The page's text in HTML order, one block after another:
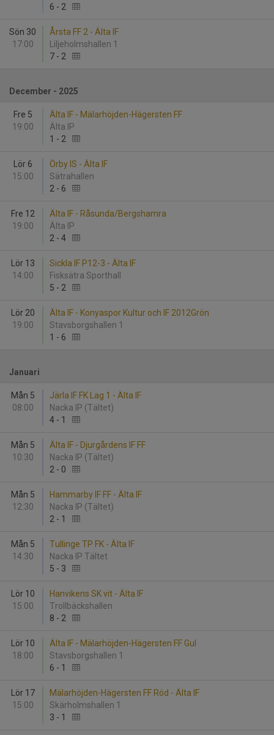
6 - 2
Sön 30
17:00
Årsta FF 2 - Älta IF
Liljeholmshallen 1
7 - 2
December - 2025
Fre 5
19:00
Älta IF - Mälarhöjden-Hägersten FF
Älta IP
1 - 2
Lör 6
15:00
Örby IS - Älta IF
Sätrahallen
2 - 6
Fre 12
19:00
Älta IF - Råsunda/Bergshamra
Älta IP
2 - 4
Lör 13
14:00
Sickla IF P12-3 - Älta IF
Fisksätra Sporthall
5 - 2
Lör 20
19:00
Älta IF - Konyaspor Kultur och IF 2012Grön
Stavsborgshallen 1
1 - 6
Januari
Mån 5
08:00
Järla IF FK Lag 1 - Älta IF
Nacka IP (Tältet)
4 - 1
Mån 5
10:30
Älta IF - Djurgårdens IF FF
Nacka IP (Tältet)
2 - 0
Mån 5
12:30
Hammarby IF FF - Älta IF
Nacka IP (Tältet)
2 - 1
Mån 5
14:30
Tullinge TP FK - Älta IF
Nacka IP Tältet
5 - 3
Lör 10
15:00
Hanvikens SK vit - Älta IF
Trollbäckshallen
8 - 2
Lör 10
18:00
Älta IF - Mälarhöjden-Hägersten FF Gul
Stavsborgshallen 1
6 - 1
Lör 17
15:00
Mälarhöjden-Hägersten FF Röd - Älta IF
Skärholmshallen 1
3 - 1